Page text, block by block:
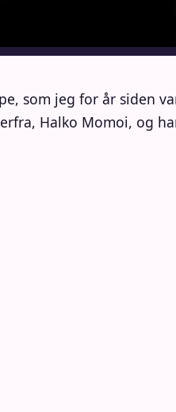
som jeg for år siden
Halko Momoi, og